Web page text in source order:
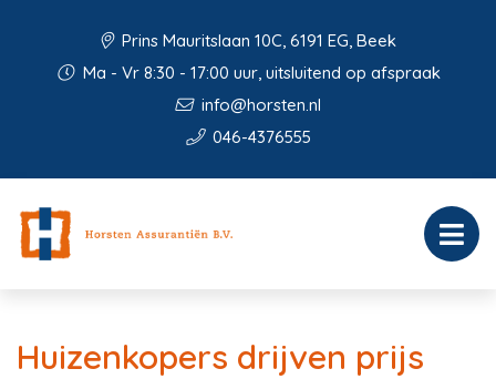
Prins Mauritslaan 10C, 6191 EG, Beek
Ma - Vr 8:30 - 17:00 uur, uitsluitend op afspraak
info@horsten.nl
046-4376555
Huizenkopers drijven prijs